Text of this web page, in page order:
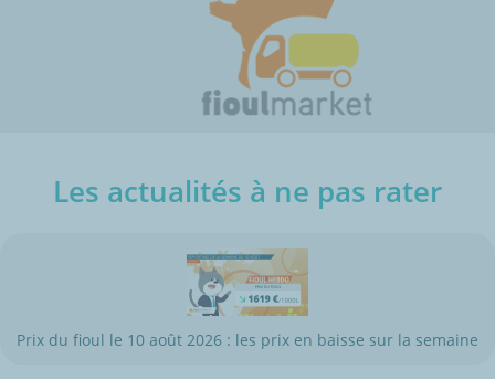
Les actualités à ne pas rater
Prix du fioul le 10 août 2026 : les prix en baisse sur la semaine